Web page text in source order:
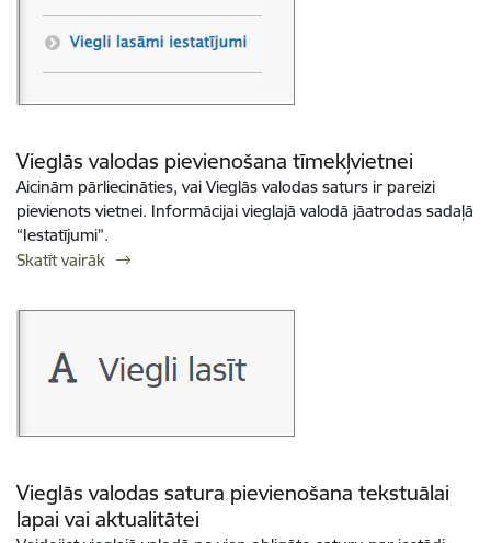
Vieglās valodas pievienošana tīmekļvietnei
Aicinām pārliecināties, vai Vieglās valodas saturs ir pareizi
pievienots vietnei. Informācijai vieglajā valodā jāatrodas sadaļā
“Iestatījumi”.
Skatīt vairāk
Vieglās valodas satura pievienošana tekstuālai
lapai vai aktualitātei